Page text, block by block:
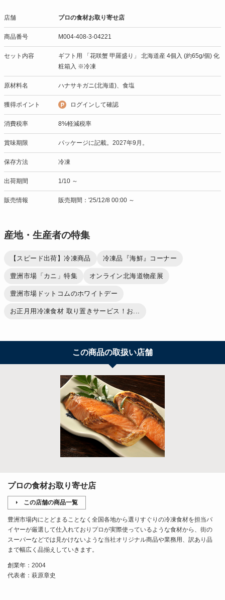
店舗 プロの食材お取り寄せ店
商品番号 M004-408-3-04221
セット内容
ギフト用 「花咲蟹 甲羅盛り」 北海道産 4個入 (約65g/個) 化
粧箱入 ※冷凍
原材料名 ハナサキガニ(北海道)、食塩
獲得ポイント ログインして確認
消費税率 8%軽減税率
賞味期限 パッケージに記載。2027年9月。
保存方法 冷凍
出荷期間 1/10 ～
販売情報 販売期間：'25/12/8 00:00 ～
産地・生産者の特集
【スピード出荷】冷凍商品 冷凍品『海鮮』コーナー
豊洲市場「カニ」特集 オンライン北海道物産展
豊洲市場ドットコムのホワイトデー
お正月用冷凍食材 取り置きサービス！お...
この商品の取扱い店舗
プロの食材お取り寄せ店
この店舗の商品一覧
豊洲市場内にとどまることなく全国各地から選りすぐりの冷凍食材を担当バ
イヤーが厳選して仕入れておりプロが実際使っているような食材から、街の
スーパーなどでは見かけないような当社オリジナル商品や業務用、訳あり品
まで幅広く品揃えしていきます。
創業年：2004
代表者：萩原章史